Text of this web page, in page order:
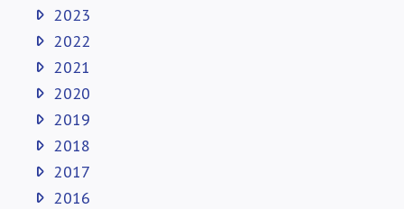
2023
2022
2021
2020
2019
2018
2017
2016